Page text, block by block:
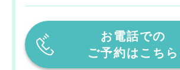
お電話での
ご予約はこちら